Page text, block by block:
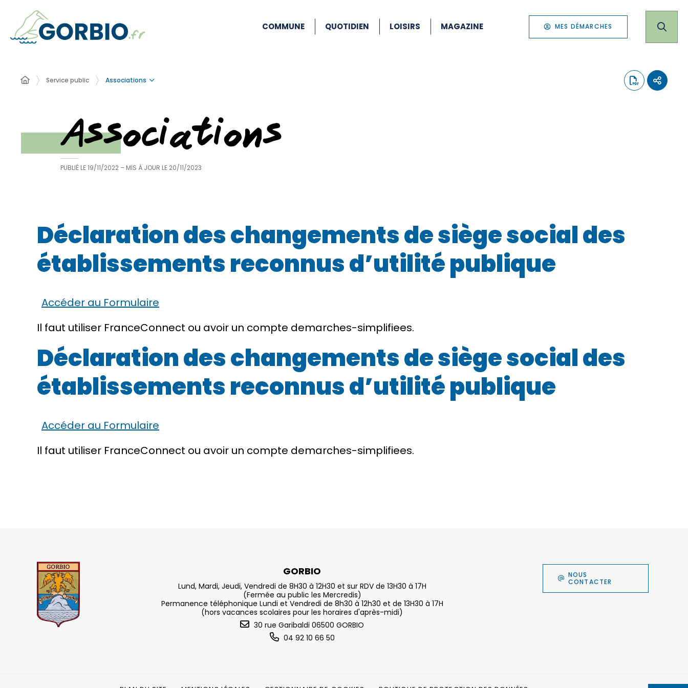
COMMUNE QUOTIDIEN LOISIRS MAGAZINE MES DÉMARCHES
Service public Associations
Associations
PUBLIÉ LE19/11/2022 – MIS À JOUR LE 20/11/2023
Déclaration des changements de siège social des
établissements reconnus d’utilité publique
Accéder au Formulaire
Il faut utiliser FranceConnect ou avoir un compte demarches-simplifiees.
Déclaration des changements de siège social des
établissements reconnus d’utilité publique
Accéder au Formulaire
Il faut utiliser FranceConnect ou avoir un compte demarches-simplifiees.
GORBIO
Lund, Mardi, Jeudi, Vendredi de 8H30 à 12H30 et sur RDV de 13H30 à 17H
(Fermée au public les Mercredis)
Permanence téléphonique Lundi et Vendredi de 8h30 à 12h30 et de 13H30 à 17H
(hors vacances scolaires pour les horaires d'après-midi)
30 rue Garibaldi 06500 GORBIO
04 92 10 66 50
NOUS
CONTACTER